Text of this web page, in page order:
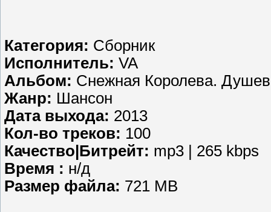
Категория: Сборник
Исполнитель: VA
Альбом: Снежная Королева.
Жанр: Шансон
Дата выхода: 2013
Кол-во треков: 100
Качество|Битрейт: mp3 | 265 kbps
Время : н/д
Размер файла: 721 MB